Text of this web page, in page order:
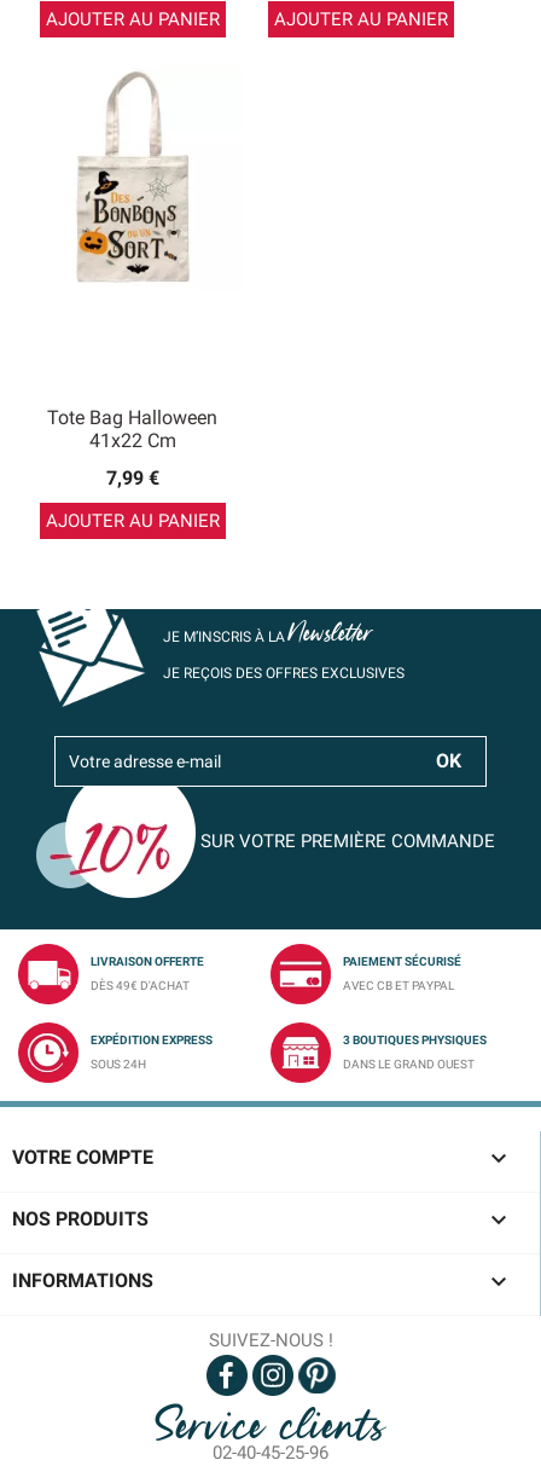
AJOUTER AU PANIER AJOUTER AU PANIER
Tote Bag Halloween
41x22 Cm
7,99 €
AJOUTER AU PANIER
JE M’INSCRIS À LANewsletter
JE REÇOIS DES OFFRES EXCLUSIVES
SUR VOTRE PREMIÈRE COMMANDE
LIVRAISON OFFERTE
DÈS 49€ D'ACHAT
PAIEMENT SÉCURISÉ
AVEC CB ET PAYPAL
EXPÉDITION EXPRESS
SOUS 24H
3 BOUTIQUES PHYSIQUES
DANS LE GRAND OUEST
VOTRE COMPTE 
NOS PRODUITS 
INFORMATIONS 
SUIVEZ-NOUS !
Service clients
02-40-45-25-96